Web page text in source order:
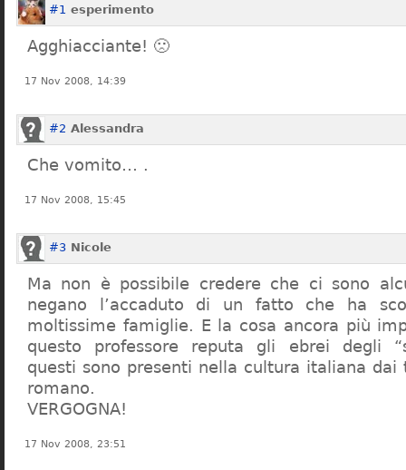
#1 esperimento
Agghiacciante! 🙁
17 Nov 2008, 14:39
#2 Alessandra
Che vomito… .
17 Nov 2008, 15:45
#3 Nicole
Ma non è possibile credere che ci sono
negano l’accaduto di un fatto che ha
moltissime famiglie. E la cosa ancora più
questo professore reputa gli ebrei degli
questi sono presenti nella cultura italiana dai
romano.
VERGOGNA!
17 Nov 2008, 23:51